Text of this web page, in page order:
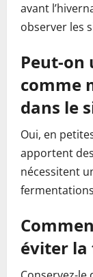
avant
observer les
Peut-on
comme
dans le
Oui, en
apportent
nécessitent
éviter la